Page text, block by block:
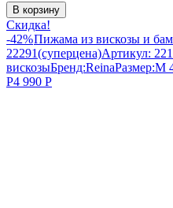
В корзину
Скидка!
-42%Пижама из вискозы и
22291(суперцена)Артикул:
вискозыБренд:ReinaРазмер:M
Р4 990 Р